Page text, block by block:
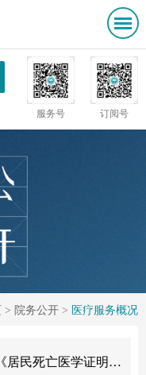
服务号 订阅号
> 院务公开 > 医疗服务概况
中山市小榄人民医院 《居民死亡医学证明（推断）书》办理指引